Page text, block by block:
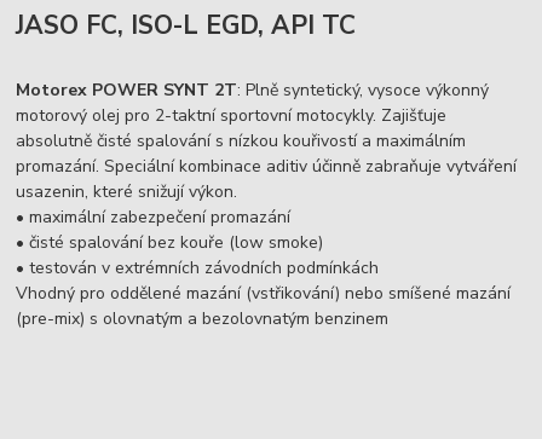
JASO FC, ISO-L EGD, API TC
Motorex POWER SYNT 2T: Plně syntetický, vysoce výkonný
motorový olej pro 2-taktní sportovní motocykly. Zajišťuje
absolutně čisté spalování s nízkou kouřivostí a maximálním
promazání. Speciální kombinace aditiv účinně zabraňuje vytváření
usazenin, které snižují výkon.
• maximální zabezpečení promazání
• čisté spalování bez kouře (low smoke)
• testován v extrémních závodních podmínkách
Vhodný pro oddělené mazání (vstřikování) nebo smíšené mazání
(pre-mix) s olovnatým a bezolovnatým benzinem